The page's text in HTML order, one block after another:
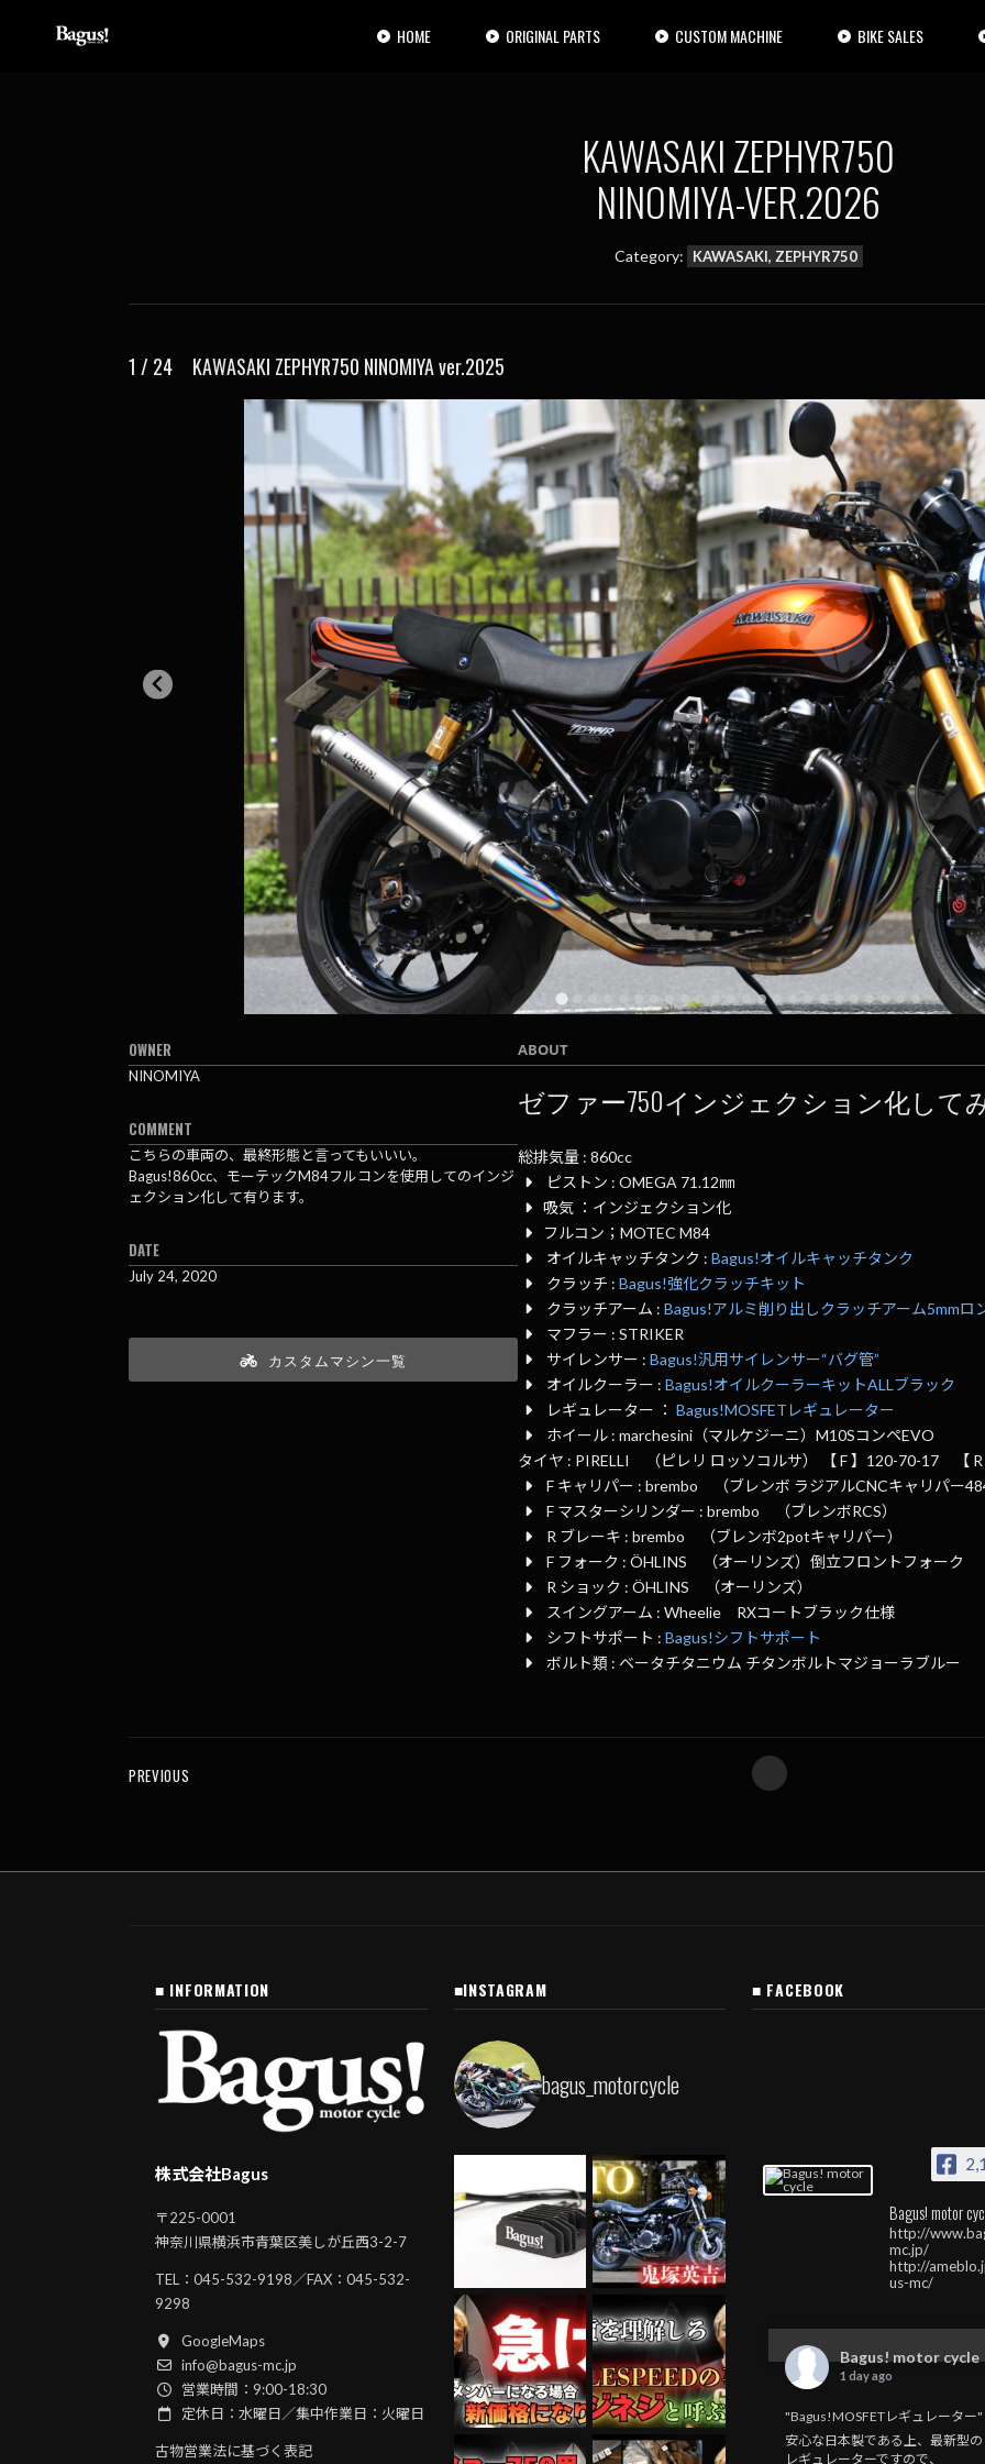
HOME ORIGINAL PARTS CUSTOM MACHINE BIKE SALES
KAWASAKI ZEPHYR750
NINOMIYA-VER.2026
Category: KAWASAKI, ZEPHYR750
1 / 24 KAWASAKI ZEPHYR750 NINOMIYA ver.2025
OWNER
NINOMIYA
COMMENT
こちらの車両の、最終形態と言ってもいいい。
Bagus!860cc、モーテックM84フルコンを使用してのインジ
ェクション化して有ります。
DATE
July 24, 2020
カスタムマシン一覧
ABOUT
ゼファー750インジェクション化して
総排気量 : 860cc
ピストン : OMEGA 71.12㎜
吸気 ：インジェクション化
フルコン；MOTEC M84
オイルキャッチタンク :Bagus!オイルキャッチタンク
クラッチ :Bagus!強化クラッチキット
クラッチアーム :Bagus!アルミ削り出しクラッチアーム5mmロ
マフラー : STRIKER
サイレンサー : Bagus!汎用サイレンサー“バグ管”
オイルクーラー :Bagus!オイルクーラーキットALLブラック
レギュレーター ：Bagus!MOSFETレギュレーター
ホイール : marchesini（マルケジーニ）M10SコンペEVO
タイヤ : PIRELLI （ピレリ ロッソコルサ） 【 F 】120-70-17 【
F キャリパー : brembo （ブレンボ ラジアルCNCキャリパー
F マスターシリンダー : brembo （ブレンボRCS）
R ブレーキ : brembo （ブレンボ2potキャリパー）
F フォーク : ÖHLINS （オーリンズ）倒立フロントフォーク
R ショック : ÖHLINS （オーリンズ）
スイングアーム : Wheelie RXコートブラック仕様
シフトサポート :Bagus!シフトサポート
ボルト類 : ベータチタニウム チタンボルトマジョーラブルー
PREVIOUS
■ INFORMATION
株式会社Bagus
〒225-0001
神奈川県横浜市青葉区美しが丘西3-2-7
TEL： 045-532-9198／FAX：045-532-
9298
GoogleMaps
info@bagus-mc.jp
営業時間：9:00-18:30
定休日：水曜日／集中作業日：火曜日
古物営業法に基づく表記
■INSTAGRAM
bagus_motorcycle
■ FACEBOOK
Bagus! motor
http://
mc.jp/
http://
us-mc/
Bagus! motor cycle
1 day ago
"Bagus!MOSFETレギュレーター"
安心な日本製である上、最新型の
レギュレーターですので、